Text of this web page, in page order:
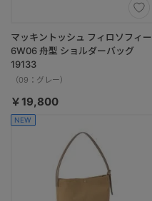
マッキントッシュ フィロソフィー
6W06 舟型 ショルダーバッグ
19133
（09：グレー）
￥19,800
NEW